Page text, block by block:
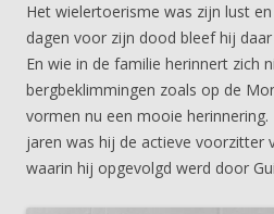
Het wielertoerisme was zijn lust
dagen voor zijn dood bleef hij
En wie in de familie herinnert zich
bergbeklimmingen zoals op de
vormen nu een mooie
jaren was hij de actieve voorzitter
waarin hij opgevolgd werd door